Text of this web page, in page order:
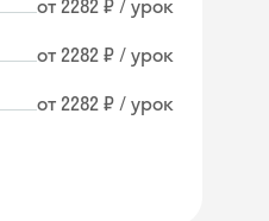
от 2282 ₽ / урок
от 2282 ₽ / урок
от 2282 ₽ / урок